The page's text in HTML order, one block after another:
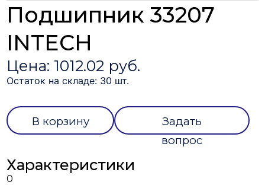
Подшипник 33207
INTECH
Цена: 1012.02 руб.
Остаток на складе: 30 шт.
В корзину
Задать
вопрос
Характеристики
0